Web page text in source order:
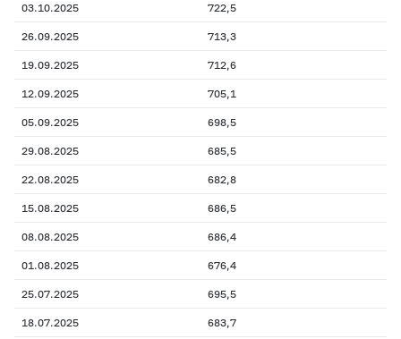
03.10.2025 722,5
26.09.2025 713,3
19.09.2025 712,6
12.09.2025 705,1
05.09.2025 698,5
29.08.2025 685,5
22.08.2025 682,8
15.08.2025 686,5
08.08.2025 686,4
01.08.2025 676,4
25.07.2025 695,5
18.07.2025 683,7